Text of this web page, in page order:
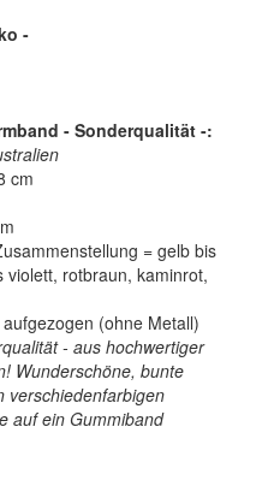
-
- Sonderqualität -:
cm
= gelb bis
violett, rotbraun, kaminrot,
(ohne Metall)
- aus hochwertiger
Wunderschöne, bunte
verschiedenfarbigen
auf ein Gummiband